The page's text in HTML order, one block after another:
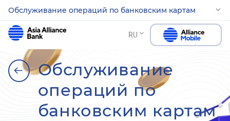
Обслуживание операций по банковским картам
RU
Обслуживание
операций по
банковским картам